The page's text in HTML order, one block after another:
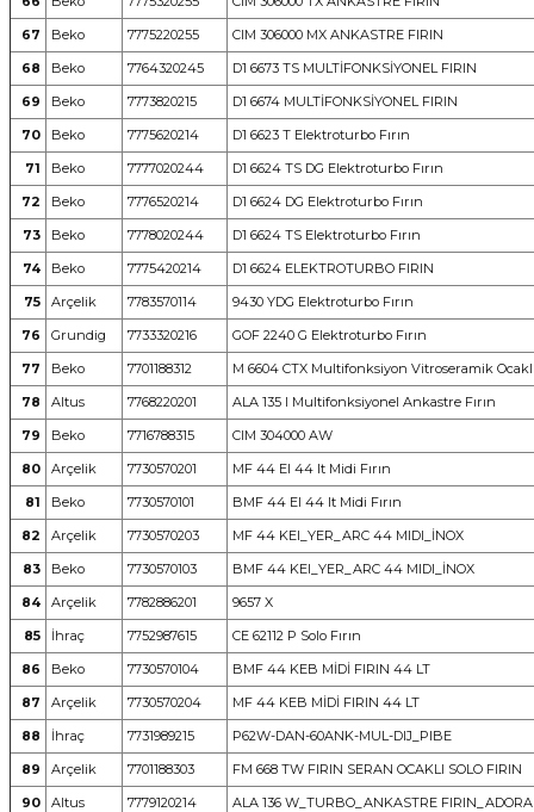
67
Beko 7775220255
CIM 306000 MX ANKASTRE FIRIN
68
Beko 7764320245
D1 6673 TS MULTİFONKSİYONEL FIRIN
69
Beko 7773820215
D1 6674 MULTİFONKSİYONEL FIRIN
70
Beko 7775620214
D1 6623 T Elektroturbo Fırın
71
Beko 7777020244
D1 6624 TS DG Elektroturbo Fırın
72
Beko 7776520214
D1 6624 DG Elektroturbo Fırın
73
Beko 7778020244
D1 6624 TS Elektroturbo Fırın
74
Beko 7775420214
D1 6624 ELEKTROTURBO FIRIN
75
Arçelik 7783570114
9430 YDG Elektroturbo Fırın
76
Grundig 7733320216
GOF 2240 G Elektroturbo Fırın
77
Beko 7701188312
M 6604 CTX Multifonksiyon Vitroseramik
78
Altus 7768220201
ALA 135 I Multifonksiyonel Ankastre Fırın
79
Beko 7716788315
CIM 304000 AW
80
Arçelik 7730570201
MF 44 EI 44 lt Midi Fırın
81
Beko 7730570101
BMF 44 EI 44 lt Midi Fırın
82
Arçelik 7730570203
MF 44 KEI_YER_ARC 44 MIDI_İNOX
83
Beko 7730570103
BMF 44 KEI_YER_ARC 44 MIDI_İNOX
84
Arçelik 7782886201
9657 X
85
İhraç 7752987615
CE 62112 P Solo Fırın
86
Beko 7730570104
BMF 44 KEB MİDİ FIRIN 44 LT
87
Arçelik 7730570204
MF 44 KEB MİDİ FIRIN 44 LT
88
İhraç 7731989215
P62W-DAN-60ANK-MUL-DIJ_PIBE
89
Arçelik 7701188303
FM 668 TW FIRIN SERAN OCAKLI SOLO FIRIN
90
Altus 7779120214
ALA 136 W_TURBO_ANKASTRE FIRIN_ADORA